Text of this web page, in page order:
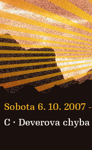
Sobota 6. 10. 2007 -
C · Deverova chyba